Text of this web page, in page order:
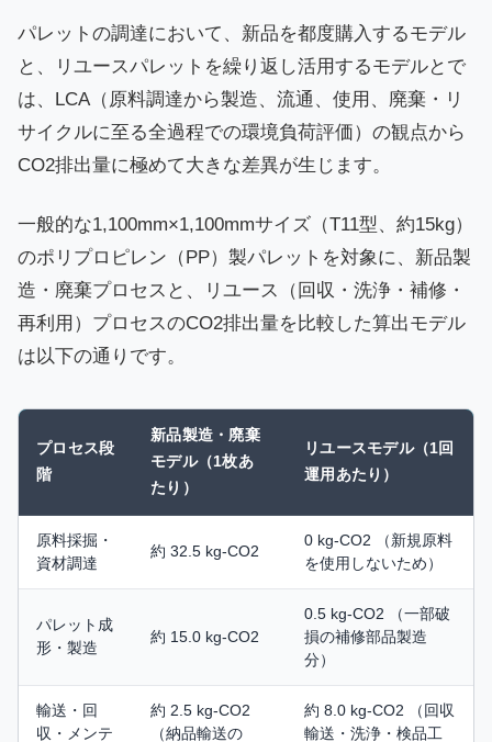
パレットの調達において、新品を都度購入するモデル
と、リユースパレットを繰り返し活用するモデルとで
は、LCA（原料調達から製造、流通、使用、廃棄・リ
サイクルに至る全過程での環境負荷評価）の観点から
CO2排出量に極めて大きな差異が生じます。
一般的な1,100mm×1,100mmサイズ（T11型、約15kg）
のポリプロピレン（PP）製パレットを対象に、新品製
造・廃棄プロセスと、リユース（回収・洗浄・補修・
再利用）プロセスのCO2排出量を比較した算出モデル
は以下の通りです。
プロセス段
階
新品製造・廃棄
モデル（1枚あ
たり）
リユースモデル（1回
運用あたり）
原料採掘・
資材調達
約 32.5 kg-CO2
0 kg-CO2 （新規原料
を使用しないため）
パレット成
形・製造
約 15.0 kg-CO2
0.5 kg-CO2 （一部破
損の補修部品製造
分）
輸送・回
収・メンテ
約 2.5 kg-CO2
（納品輸送の
約 8.0 kg-CO2 （回収
輸送・洗浄・検品工